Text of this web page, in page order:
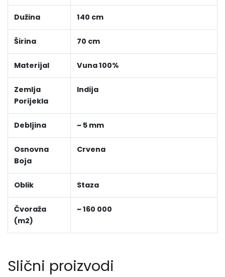
Dužina 140 cm
Širina 70 cm
Materijal Vuna 100%
Zemlja
Porijekla
Indija
Debljina ~ 5 mm
Osnovna
Boja
Crvena
Oblik Staza
Čvoraža
(m2)
~ 160 000
Slični proizvodi